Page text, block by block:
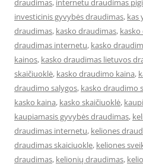
draudimas, internetu draudimas
investicinis gyvybės draudimas, kas
draudimas, kasko draudimas,
draudimas internetu, kasko
kainos, kasko draudimas lietuvos
skaičiuoklė, kasko draudimo kaina,
draudimo salygos, kasko draudimo
kasko kaina, kasko skaičiuoklė,
kaupiamasis gyvybės draudimas,
draudimas internetu, keliones
draudimas skaiciuokle, keliones
draudimas, kelionių draudimas,